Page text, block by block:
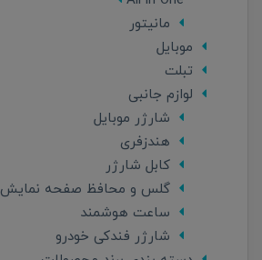
مانیتور
موبایل
تبلت
لوازم جانبی
شارژر موبایل
هندزفری
کابل شارژر
گلس و محافظ صفحه نمایش
ساعت هوشمند
شارژر فندکی خودرو